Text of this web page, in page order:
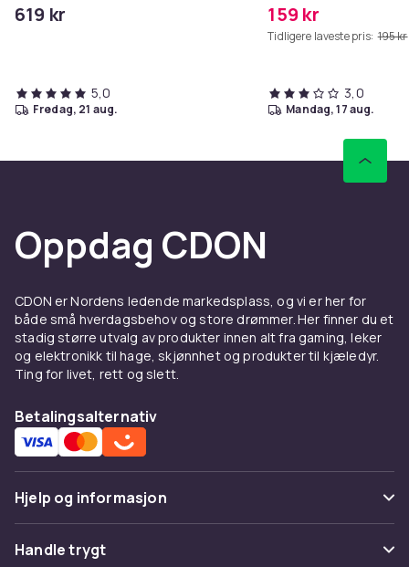
619 kr
5,0
fredag, 21 aug.
159 kr
Tidligere laveste pris: 195 kr
3,0
mandag, 17 aug.
Oppdag CDON
CDON er Nordens ledende markedsplass, og vi er her for
både små hverdagsbehov og store drømmer. Her finner du et
stadig større utvalg av produkter innen alt fra gaming, leker
og elektronikk til hage, skjønnhet og produkter til kjæledyr.
Ting for livet, rett og slett.
Betalingsalternativ
Hjelp og informasjon
Vanlige spørsmål
Handle trygt